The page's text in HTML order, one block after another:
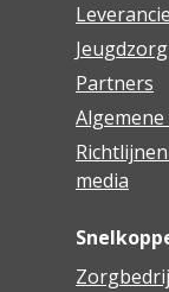
Jeugdzorg
Partners
media